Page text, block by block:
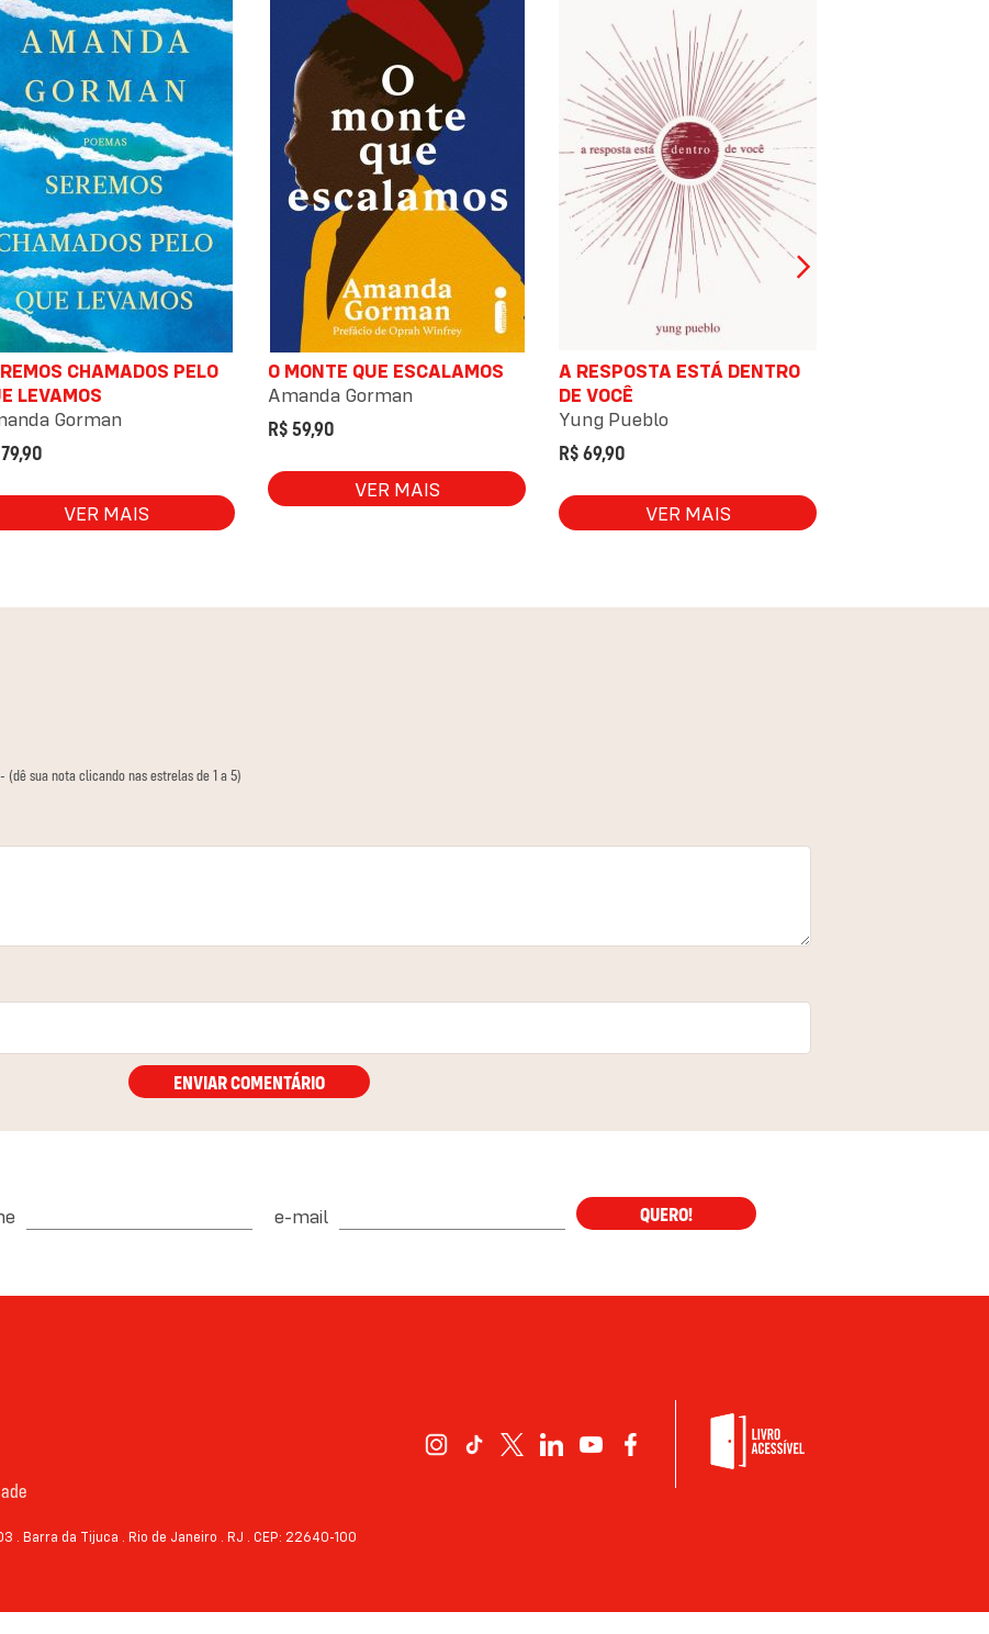
CHAMADOS PELO
LEVAMOS
Gorman
VER MAIS
O MONTE QUE ESCALAMOS
Amanda Gorman
R$ 59,90
VER MAIS
A RESPOSTA ESTÁ DENTRO
DE VOCÊ
Yung Pueblo
R$ 69,90
VER MAIS
- (dê sua nota clicando nas estrelas de 1 a 5)
ENVIAR COMENTÁRIO
e-mail QUERO!
. Barra da Tijuca . Rio de Janeiro . RJ . CEP: 22640-100